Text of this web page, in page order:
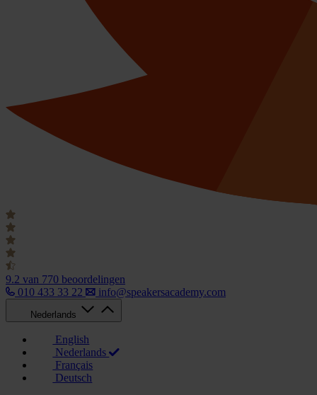
9.2 van 770 beoordelingen
010 433 33 22
info@speakersacademy.com
Nederlands
English
Nederlands
Français
Deutsch